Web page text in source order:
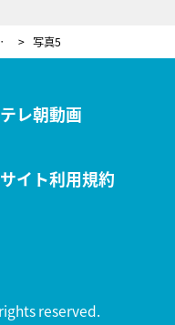
芸人仲間が驚愕 写真5
テレ朝動画
サイト利用規約
reserved.